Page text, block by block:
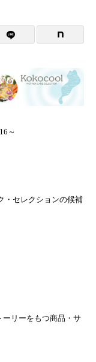
～
・セレクションの候補
ーリーをもつ商品・サ